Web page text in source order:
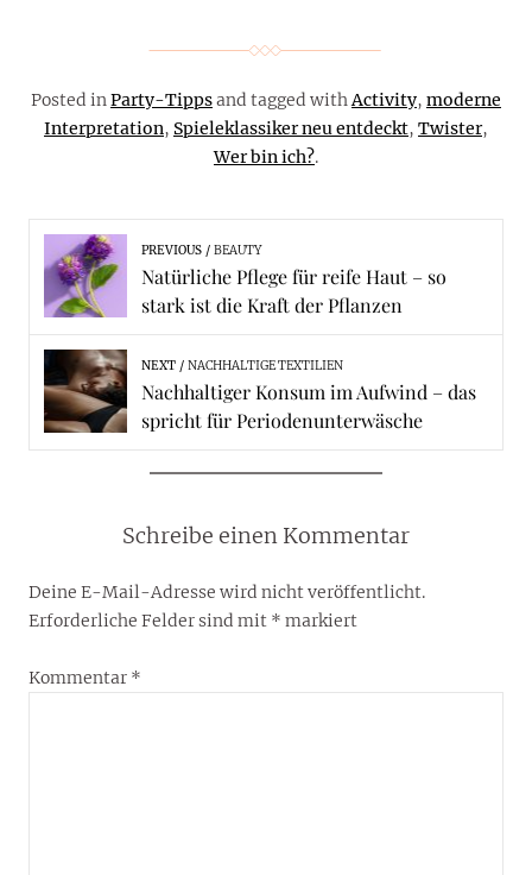
Posted inParty-Tippsand tagged withActivity, moderne
Interpretation, Spieleklassiker neu entdeckt, Twister,
Wer bin ich?.
PREVIOUS BEAUTY
Natürliche Pflege für reife Haut – so
stark ist die Kraft der Pflanzen
NEXT NACHHALTIGE TEXTILIEN
Nachhaltiger Konsum im Aufwind – das
spricht für Periodenunterwäsche
Schreibe einen Kommentar
Deine E-Mail-Adresse wird nicht veröffentlicht.
Erforderliche Felder sind mit * markiert
Kommentar *